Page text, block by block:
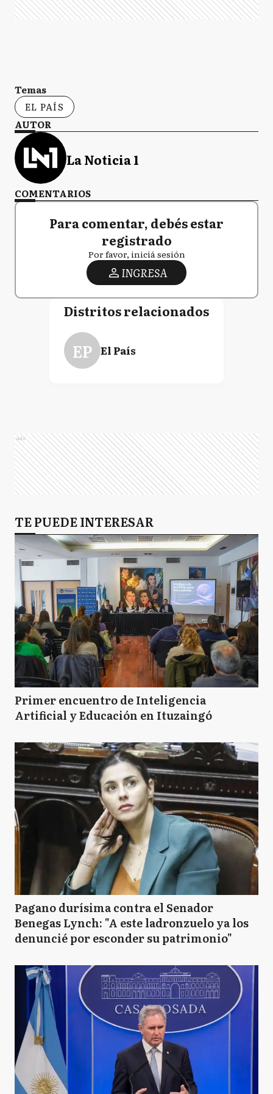
Temas
EL PAÍS
AUTOR
La Noticia 1
COMENTARIOS
Para comentar, debés estar
registrado
Por favor, iniciá sesión
INGRESA
Distritos relacionados
EP El País
Ads
TE PUEDE INTERESAR
Primer encuentro de Inteligencia
Artificial y Educación en Ituzaingó
Pagano durísima contra el Senador
Benegas Lynch: "A este ladronzuelo ya los
denuncié por esconder su patrimonio"